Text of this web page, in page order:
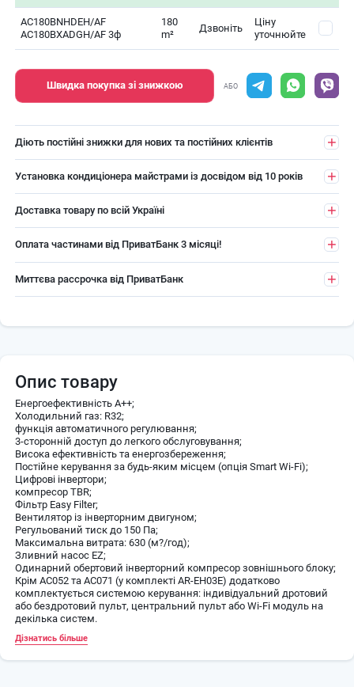
AC180BNHDEH/AF
AC180BXADGH/AF 3ф
180
m²
Дзвоніть
Ціну
уточнюйте
Швидка покупка зі знижкою АБО
Діють постійні знижки для нових та постійних клієнтів
Установка кондиціонера майстрами із досвідом від 10 років
Доставка товару по всій Україні
Оплата частинами від ПриватБанк 3 місяці!
Миттєва рассрочка від ПриватБанк
Опис товару
Енергоефективність A++;
Холодильний газ: R32;
функція автоматичного регулювання;
3-сторонній доступ до легкого обслуговування;
Висока ефективність та енергозбереження;
Постійне керування за будь-яким місцем (опція Smart Wi-Fi);
Цифрові інвертори;
компресор TBR;
Фільтр Easy Filter;
Вентилятор із інверторним двигуном;
Регульований тиск до 150 Па;
Максимальна витрата: 630 (м?/год);
Зливний насос EZ;
Одинарний обертовий інверторний компресор зовнішнього блоку;
Крім AC052 та AC071 (у комплекті AR-EH03E) додатково
комплектується системою керування: індивідуальний дротовий
або бездротовий пульт, центральний пульт або Wi-Fi модуль на
декілька систем.
Дізнатись більше